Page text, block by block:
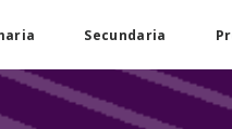
Secundaria